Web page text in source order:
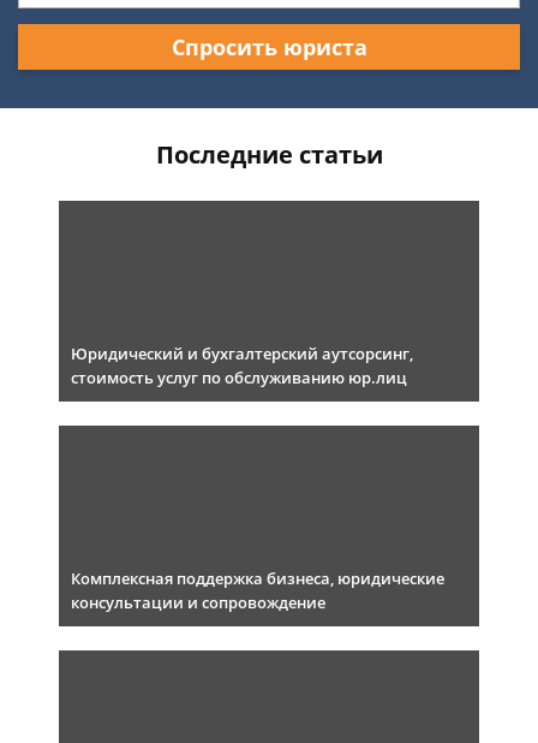
Спросить юриста
Последние статьи
Юридический и бухгалтерский аутсорсинг,
стоимость услуг по обслуживанию юр.лиц
Комплексная поддержка бизнеса, юридические
консультации и сопровождение